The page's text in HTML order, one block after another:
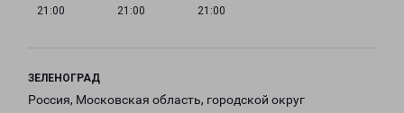
21:00
21:00
21:00
ЗЕЛЕНОГРАД
Россия, Московская область, городской округ